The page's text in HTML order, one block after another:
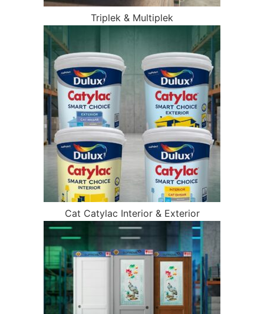
Triplek & Multiplek
Cat Catylac Interior & Exterior